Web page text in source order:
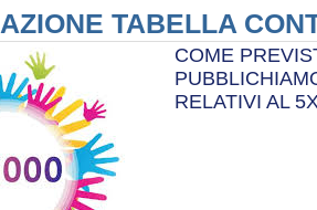
TABELLA
COME
RELATIVI AL